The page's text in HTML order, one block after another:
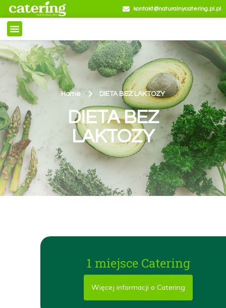
kontakt@naturalnycatering.pl.pl
Home DIETA BEZ LAKTOZY
DIETA BEZ
LAKTOZY
1 miejsce Catering
Więcej informacji o Catering